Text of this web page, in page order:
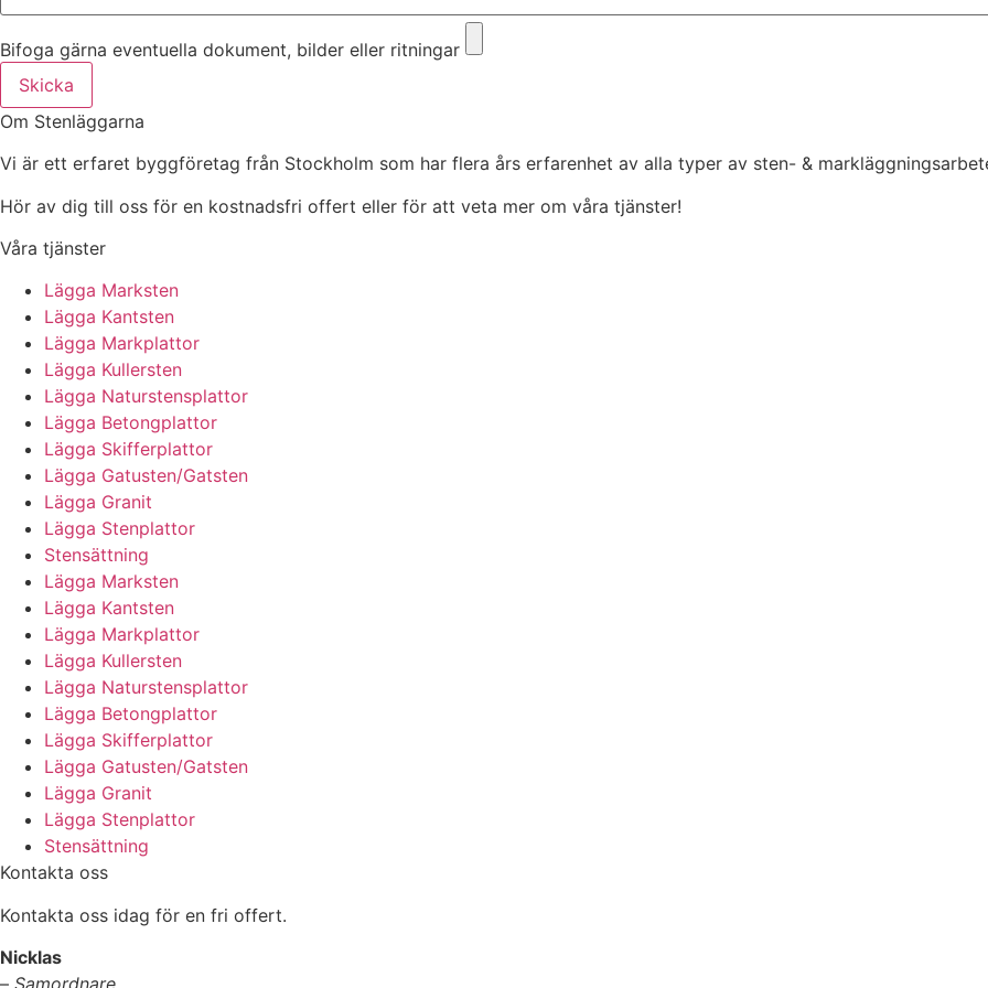
Bifoga gärna eventuella dokument, bilder eller ritningar
Skicka
Om Stenläggarna
Vi är ett erfaret byggföretag från Stockholm som har flera års erfarenhet av alla typer av sten- &
Hör av dig till oss för en kostnadsfri offert eller för att veta mer om våra tjänster!
Våra tjänster
Lägga Marksten
Lägga Kantsten
Lägga Markplattor
Lägga Kullersten
Lägga Naturstensplattor
Lägga Betongplattor
Lägga Skifferplattor
Lägga Gatusten/Gatsten
Lägga Granit
Lägga Stenplattor
Stensättning
Lägga Marksten
Lägga Kantsten
Lägga Markplattor
Lägga Kullersten
Lägga Naturstensplattor
Lägga Betongplattor
Lägga Skifferplattor
Lägga Gatusten/Gatsten
Lägga Granit
Lägga Stenplattor
Stensättning
Kontakta oss
Kontakta oss idag för en fri offert.
Nicklas